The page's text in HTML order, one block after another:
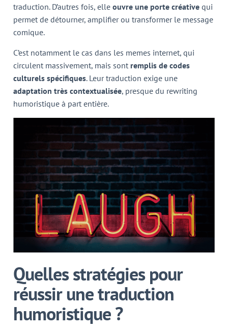
traduction. D’autres fois, elle ouvre une porte créative qui
permet de détourner, amplifier ou transformer le message
comique.
C’est notamment le cas dans les memes internet, qui
circulent massivement, mais sont remplis de codes
culturels spécifiques. Leur traduction exige une
adaptation très contextualisée, presque du rewriting
humoristique à part entière.
Quelles stratégies pour
réussir une traduction
humoristique ?